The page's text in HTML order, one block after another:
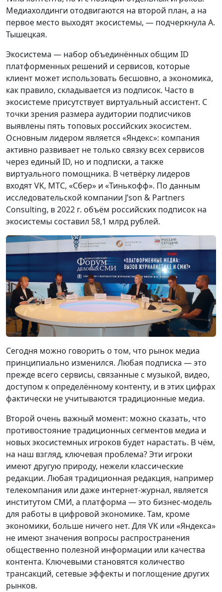
Медиахолдинги отодвигаются на второй план, а на
первое место выходят экосистемы, — подчеркнула А.
Тышецкая.
Экосистема — набор объединённых общим ID
платформенных решений и сервисов, которые
клиент может использовать бесшовно, а экономика,
как правило, складывается из подписок. Часто в
экосистеме присутствует виртуальный ассистент. С
точки зрения размера аудитории подписчиков
выявлены пять топовых российских экосистем.
Основным лидером является «Яндекс»: компания
активно развивает не только связку всех сервисов
через единый ID, но и подписки, а также
виртуального помощника. В четвёрку лидеров
входят VK, МТС, «Сбер» и «Тинькофф». По данным
исследовательской компании J’son & Partners
Consulting, в 2022 г. объём российских подписок на
экосистемы составил 58,1 млрд рублей.
Сегодня можно говорить о том, что рынок медиа
принципиально изменился. Любая подписка — это
прежде всего сервисы, связанные с музыкой, видео,
доступом к определённому контенту, и в этих цифрах
фактически не учитываются традиционные медиа.
Второй очень важный момент: можно сказать, что
противостояние традиционных сегментов медиа и
новых экосистемных игроков будет нарастать. В чём,
на наш взгляд, ключевая проблема? Эти игроки
имеют другую природу, нежели классические
редакции. Любая традиционная редакция, например
телекомпания или даже интернет-журнал, является
институтом СМИ, а платформа — это бизнес-модель
для работы в цифровой экономике. Там, кроме
экономики, больше ничего нет. Для VK или «Яндекса»
не имеют значения вопросы распространения
общественно полезной информации или качества
контента. Ключевыми становятся количество
трансакций, сетевые эффекты и поглощение других
рынков.